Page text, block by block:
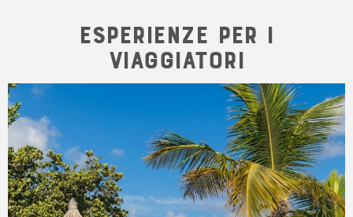
Esperienze per i
viaggiatori